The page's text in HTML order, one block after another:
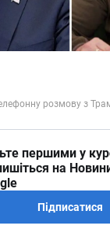
першими у
на
Підписатися